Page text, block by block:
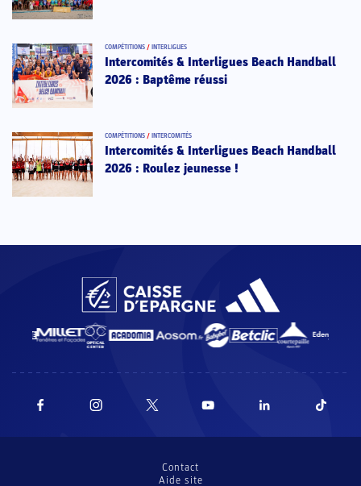
COMPÉTITIONS / INTERLIGUES
Intercomités & Interligues Beach Handball
2026 : Baptême réussi
COMPÉTITIONS / INTERCOMITÉS
Intercomités & Interligues Beach Handball
2026 : Roulez jeunesse !
Contact
Aide site